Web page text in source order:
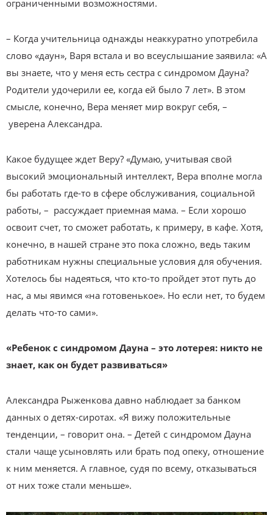
ограниченными возможностями.
– Когда учительница однажды неаккуратно употребила
слово «даун», Варя встала и во всеуслышание заявила: «А
вы знаете, что у меня есть сестра с синдромом Дауна?
Родители удочерили ее, когда ей было 7 лет». В этом
смысле, конечно, Вера меняет мир вокруг себя, –
уверена Александра.
Какое будущее ждет Веру? «Думаю, учитывая свой
высокий эмоциональный интеллект, Вера вполне могла
бы работать где-то в сфере обслуживания, социальной
работы, – рассуждает приемная мама. – Если хорошо
освоит счет, то сможет работать, к примеру, в кафе. Хотя,
конечно, в нашей стране это пока сложно, ведь таким
работникам нужны специальные условия для обучения.
Хотелось бы надеяться, что кто-то пройдет этот путь до
нас, а мы явимся «на готовенькое». Но если нет, то будем
делать что-то сами».
«Ребенок с синдромом Дауна – это лотерея: никто не
знает, как он будет развиваться»
Александра Рыженкова давно наблюдает за банком
данных о детях-сиротах. «Я вижу положительные
тенденции, – говорит она. – Детей с синдромом Дауна
стали чаще усыновлять или брать под опеку, отношение
к ним меняется. А главное, судя по всему, отказываться
от них тоже стали меньше».